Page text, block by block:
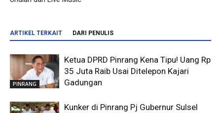
ARTIKEL TERKAIT DARI PENULIS
PINRANG
Ketua DPRD Pinrang Kena Tipu! Uang Rp
35 Juta Raib Usai Ditelepon Kajari
Gadungan
Kunker di Pinrang Pj Gubernur Sulsel